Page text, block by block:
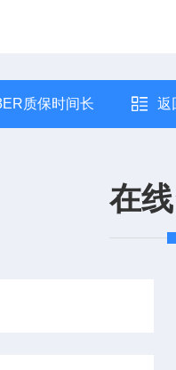
质保时间长 返
在